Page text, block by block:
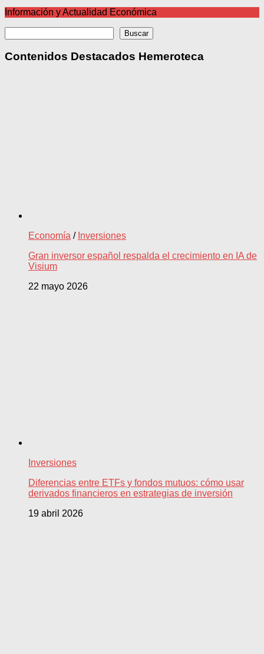
Información y Actualidad Económica
Buscar
Contenidos Destacados Hemeroteca
Economía / Inversiones
Gran inversor español respalda el crecimiento en IA de
Visium
22 mayo 2026
Inversiones
Diferencias entre ETFs y fondos mutuos: cómo usar
derivados financieros en estrategias de inversión
19 abril 2026